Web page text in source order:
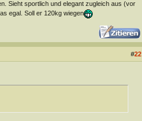
Sieht sportlich und elegant zugleich aus (vor
egal. Soll er 120kg wiegen
#22